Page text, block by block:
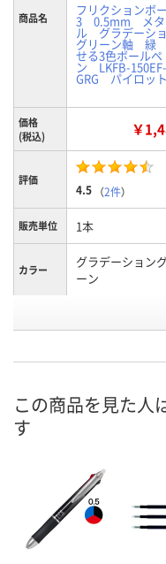
商品名 フリクションボ
3 0.5mm メタ
ル グラデーシ
グリーン軸 緑
せる3色ボールペ
ン LKFB-150EF-
GRG パイロット
価格
(税込)
￥
評価
4.5 （2件）
販売単位 1本
カラー
グラデーション
ーン
この商品を見た人
す